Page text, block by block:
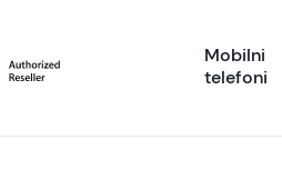
Mobilni
telefoni